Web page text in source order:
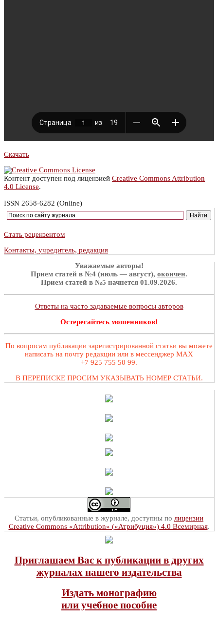
Скачать
Контент доступен под лицензией Creative Commons Attribution
4.0 License.
ISSN 2658-6282 (Online)
Стать рецензентом
Контакты, учредитель, редакция
Уважаемые авторы!
Прием статей в №4 (июль — август), окончен.
Прием статей в №5 начнется 01.09.2026.
Ответы на часто задаваемые вопросы авторов
Остерегайтесь мошенников!
По вопросам публикации зарегистрированной статьи вы можете
написать на почту редакции или в мессенджер MAX
+7 925 755 50 99.
В ПЕРЕПИСКЕ ПРОСИМ УКАЗЫВАТЬ НОМЕР СТАТЬИ.
Статьи, опубликованные в журнале, доступны по лицензии
Creative Commons «Attribution» («Атрибуция») 4.0 Всемирная.
Приглашаем Вас к публикации в других
журналах нашего издательства
Издать монографию
или учебное пособие